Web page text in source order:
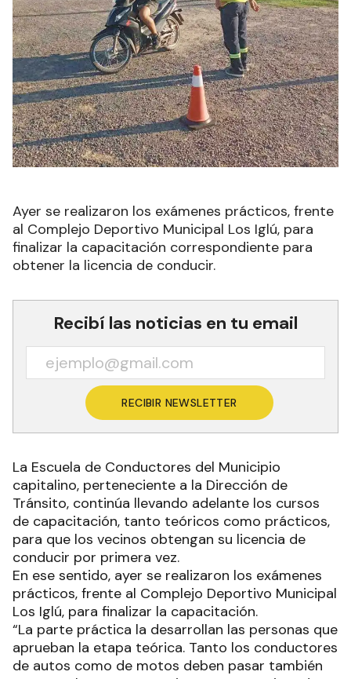
Ayer se realizaron los exámenes prácticos, frente
al Complejo Deportivo Municipal Los Iglú, para
finalizar la capacitación correspondiente para
obtener la licencia de conducir.
Recibí las noticias en tu email
RECIBIR NEWSLETTER
La Escuela de Conductores del Municipio
capitalino, perteneciente a la Dirección de
Tránsito, continúa llevando adelante los cursos
de capacitación, tanto teóricos como prácticos,
para que los vecinos obtengan su licencia de
conducir por primera vez.
En ese sentido, ayer se realizaron los exámenes
prácticos, frente al Complejo Deportivo Municipal
Los Iglú, para finalizar la capacitación.
“La parte práctica la desarrollan las personas que
aprueban la etapa teórica. Tanto los conductores
de autos como de motos deben pasar también